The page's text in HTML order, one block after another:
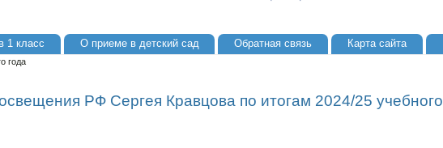
1 класс О приеме в детский сад Обратная связь Карта сайта
года
РФ Сергея Кравцова по итогам 2024/25 учебного